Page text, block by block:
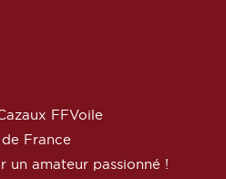
FFVoile
France
un amateur passionné !